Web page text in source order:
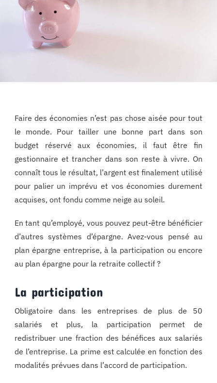
Faire des économies n’est pas chose aisée pour tout
le monde. Pour tailler une bonne part dans son
budget réservé aux économies, il faut être fin
gestionnaire et trancher dans son reste à vivre. On
connaît tous le résultat, l’argent est finalement utilisé
pour palier un imprévu et vos économies durement
acquises, ont fondu comme neige au soleil.
En tant qu’employé, vous pouvez peut-être bénéficier
d’autres systèmes d’épargne. Avez-vous pensé au
plan épargne entreprise, à la participation ou encore
au plan épargne pour la retraite collectif ?
La participation
Obligatoire dans les entreprises de plus de 50
salariés et plus, la participation permet de
redistribuer une fraction des bénéfices aux salariés
de l’entreprise. La prime est calculée en fonction des
modalités prévues dans l’accord de participation.